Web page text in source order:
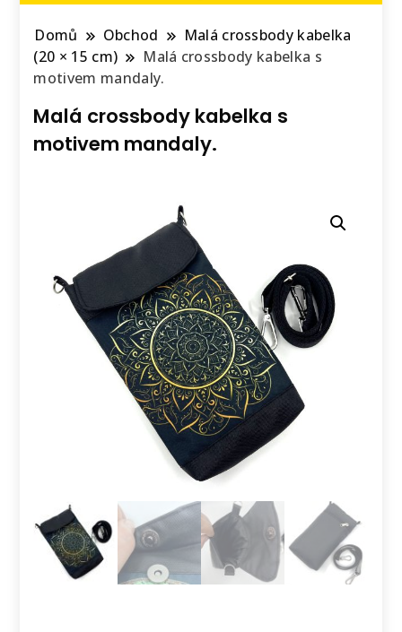
Domů Obchod
Malá crossbody kabelka
(20 × 15 cm)
Malá crossbody kabelka s
motivem mandaly.
Malá crossbody kabelka s
motivem mandaly.